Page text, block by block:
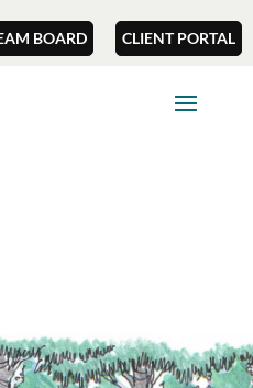
BOARD CLIENT PORTAL